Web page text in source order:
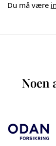
Du må være
Noen